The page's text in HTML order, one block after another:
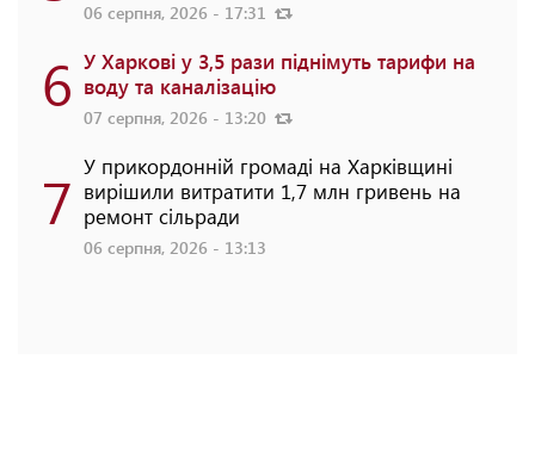
06 серпня, 2026 - 17:31
6 У Харкові у 3,5 рази піднімуть тарифи на
воду та каналізацію
07 серпня, 2026 - 13:20
7 У прикордонній громаді на Харківщині
вирішили витратити 1,7 млн гривень на
ремонт сільради
06 серпня, 2026 - 13:13